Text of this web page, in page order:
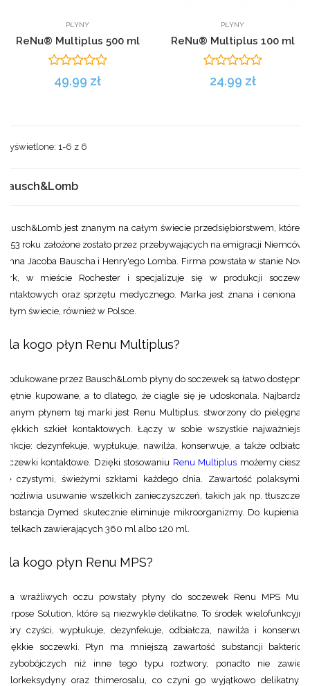
PŁYNY
ReNu® Multiplus 500 ml
49.99 zł
PŁYNY
ReNu® Multiplus 100 ml
24.99 zł
Wyświetlone: 1-6 z 6
Bausch&Lomb
Bausch&Lomb jest znanym na całym świecie przedsiębiorstwem, które w
1853 roku założone zostało przez przebywających na emigracji Niemców -
Johna Jacoba Bauscha i Henry'ego Lomba. Firma powstała w stanie Nowy
Jork, w mieście Rochester i specjalizuje się w produkcji soczewek
kontaktowych oraz sprzętu medycznego. Marka jest znana i ceniona na
całym świecie, również w Polsce.
Dla kogo płyn Renu Multiplus?
Produkowane przez Bausch&Lomb płyny do soczewek są łatwo dostępne i
chętnie kupowane, a to dlatego, że ciągle się je udoskonala. Najbardziej
znanym płynem tej marki jest Renu Multiplus, stworzony do pielęgnacji
miękkich szkieł kontaktowych. Łączy w sobie wszystkie najważniejsze
funkcje: dezynfekuje, wypłukuje, nawilża, konserwuje, a także odbiałcza
soczewki kontaktowe. Dzięki stosowaniu Renu Multiplus możemy cieszyć
się czystymi, świeżymi szkłami każdego dnia. Zawartość polaksyminy
umożliwia usuwanie wszelkich zanieczyszczeń, takich jak np. tłuszcze, a
substancja Dymed skutecznie eliminuje mikroorganizmy. Do kupienia w
butelkach zawierających 360 ml albo 120 ml.
Dla kogo płyn Renu MPS?
Dla wrażliwych oczu powstały płyny do soczewek Renu MPS Multi-
Purpose Solution, które są niezwykle delikatne. To środek wielofunkcyjny,
który czyści, wypłukuje, dezynfekuje, odbiałcza, nawilża i konserwuje
miękkie soczewki. Płyn ma mniejszą zawartość substancji bakterio i
grzybobójczych niż inne tego typu roztwory, ponadto nie zawiera
chlorkeksydyny oraz thimerosalu, co czyni go wyjątkowo delikatnym,